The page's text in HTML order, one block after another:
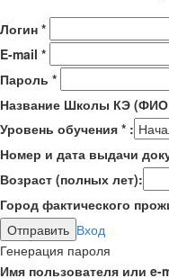
Логин *
E-mail *
Пароль *
Название Школы КЭ (ФИО
Уровень обучения * :
Номер и дата выдачи
Возраст (полных лет):
Город фактического
Вход
Генерация пароля
Имя пользователя или e-